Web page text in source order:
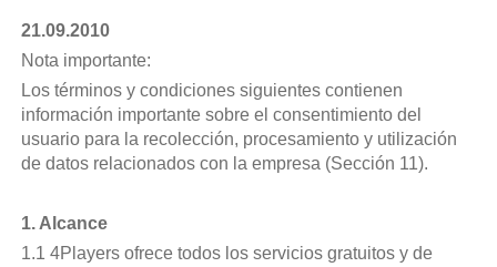
21.09.2010
Nota importante:
Los términos y condiciones siguientes contienen
información importante sobre el consentimiento del
usuario para la recolección, procesamiento y utilización
de datos relacionados con la empresa (Sección 11).
1. Alcance
1.1 4Players ofrece todos los servicios gratuitos y de